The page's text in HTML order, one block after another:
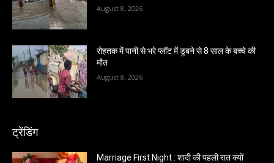
August 8, 2026
रोहतक में पानी से भरे प्लॉट में डूबने से 8 साल के बच्चे की
मौत
August 8, 2026
ट्रेंडिंग
Marriage First Night : शादी की पहली रात क्यों